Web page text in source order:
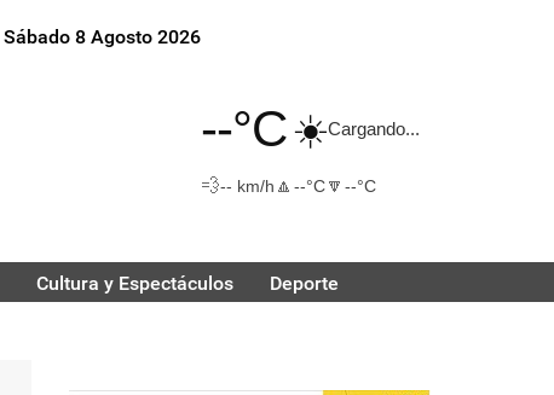
Sábado 8 Agosto 2026
--°C☀️Cargando...
💨-- km/h 🔼 --°C🔽 --°C
Cultura y Espectáculos Deporte